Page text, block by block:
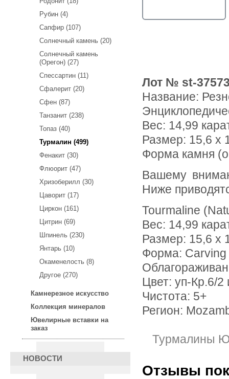
Рубин (4)
Сапфир (107)
Солнечный камень (20)
Солнечный камень
(Орегон) (27)
Спессартин (11)
Сфалерит (20)
Сфен (87)
Танзанит (238)
Топаз (40)
Турмалин (499)
Фенакит (30)
Флюорит (47)
Хризоберилл (30)
Цаворит (17)
Циркон (161)
Цитрин (69)
Шпинель (230)
Янтарь (10)
Окаменелость (8)
Другое (270)
Камнерезное искусство
Коллекция минералов
Ювелирные вставки на
заказ
НОВОСТИ
Лот № st-
Название:
Вес: 14,99
Размер: 15,6 x
Форма камня
Вашему вниманию предлагается резной рубеллит турмалин!
Ниже
Tourmaline
Вес: 14,99
Размер: 15,6 х
Форма: Carving
Цвет: уп-Кр.6/
Чистота: 5+
Регион:
Турмалины
Отзывы